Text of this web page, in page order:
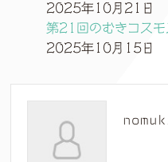
2025年10月21日
第21回のむきコスモ
2025年10月15日